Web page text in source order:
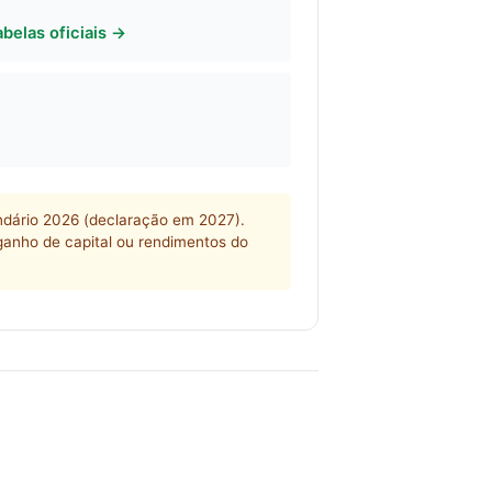
oficiais →
2026 (declaração em 2027).
de capital ou rendimentos do